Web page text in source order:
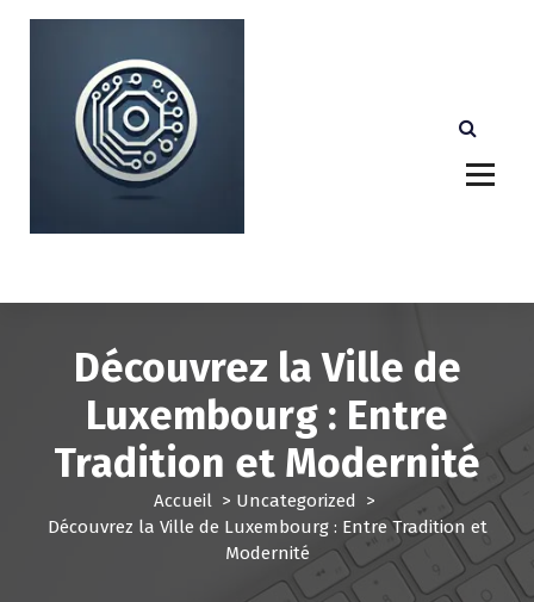
e
Découvrez la Ville de
Luxembourg : Entre
Tradition et Modernité
Accueil > Uncategorized >
Découvrez la Ville de Luxembourg : Entre Tradition et
Modernité